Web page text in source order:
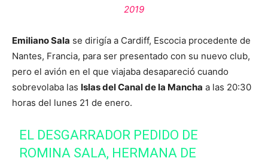
2019
Emiliano Sala se dirigía a Cardiff, Escocia procedente de
Nantes, Francia, para ser presentado con su nuevo club,
pero el avión en el que viajaba desapareció cuando
sobrevolaba las Islas del Canal de la Mancha a las 20:30
horas del lunes 21 de enero.
EL DESGARRADOR PEDIDO DE
ROMINA SALA, HERMANA DE